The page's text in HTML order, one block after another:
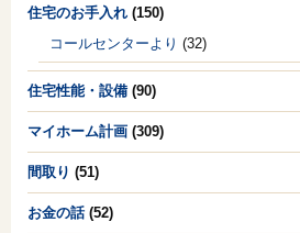
住宅のお手入れ (150)
コールセンターより (32)
住宅性能・設備 (90)
マイホーム計画 (309)
間取り (51)
お金の話(52)